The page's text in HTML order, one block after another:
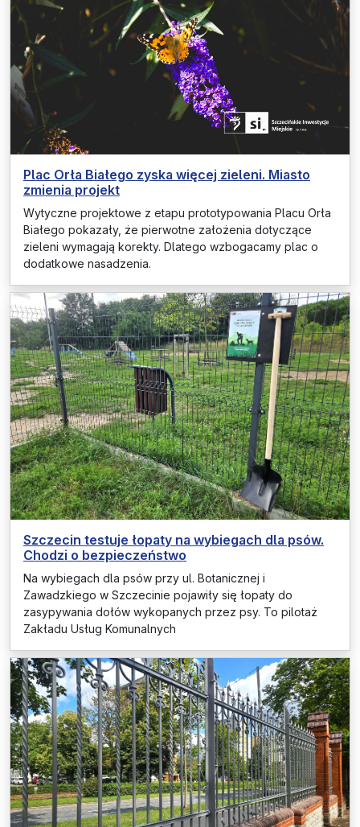
Plac Orła Białego zyska więcej zieleni. Miasto
zmienia projekt
Wytyczne projektowe z etapu prototypowania Placu Orła
Białego pokazały, że pierwotne założenia dotyczące
zieleni wymagają korekty. Dlatego wzbogacamy plac o
dodatkowe nasadzenia.
Szczecin testuje łopaty na wybiegach dla psów.
Chodzi o bezpieczeństwo
Na wybiegach dla psów przy ul. Botanicznej i
Zawadzkiego w Szczecinie pojawiły się łopaty do
zasypywania dołów wykopanych przez psy. To pilotaż
Zakładu Usług Komunalnych